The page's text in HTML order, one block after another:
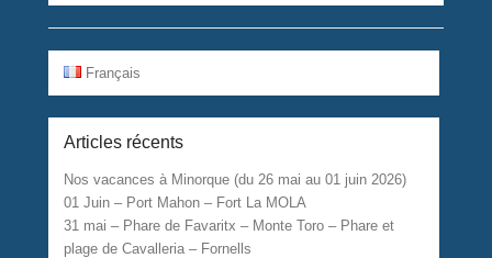
Français
Articles récents
Nos vacances à Minorque (du 26 mai au 01 juin 2026)
01 Juin – Port Mahon – Fort La MOLA
31 mai – Phare de Favaritx – Monte Toro – Phare et
plage de Cavalleria – Fornells